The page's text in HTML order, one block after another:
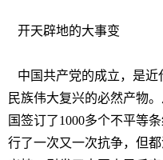
开天辟地的大事变
中国共产党的成立，是近
民族伟大复兴的必然产物
国签订了1000多个不平等
行了一次又一次抗争，但